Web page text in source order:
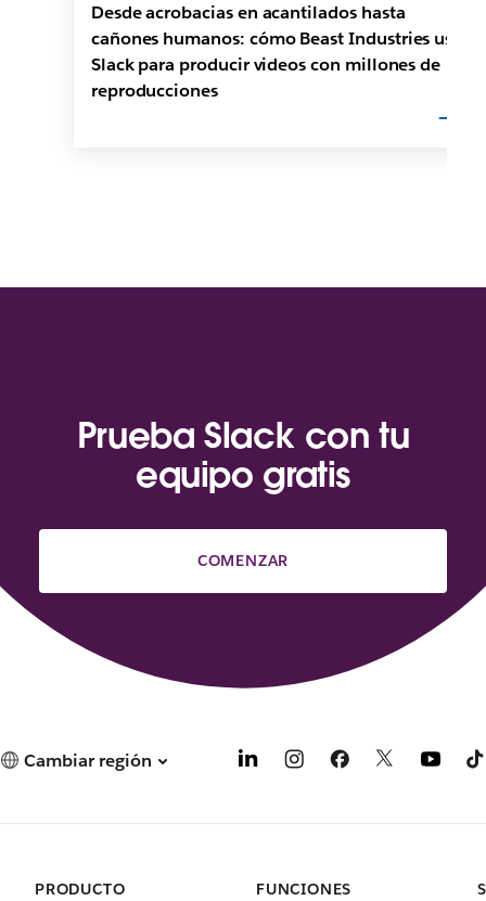
Desde acrobacias en acantilados hasta
cañones humanos: cómo Beast Industries usa
Slack para producir videos con millones de
reproducciones
Prueba Slack con tu
equipo gratis
COMENZAR
Cambiar región
PRODUCTO
FUNCIONES